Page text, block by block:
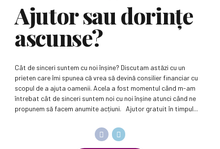
Ajutor sau dorințe
ascunse?
Cât de sinceri suntem cu noi înșine? Discutam astăzi cu un
prieten care îmi spunea că vrea să devină consilier financiar cu
scopul de a ajuta oamenii. Acela a fost momentul când m-am
întrebat cât de sinceri suntem noi cu noi înșine atunci când ne
propunem să facem anumite acțiuni. Ajutor gratuit în timpul...